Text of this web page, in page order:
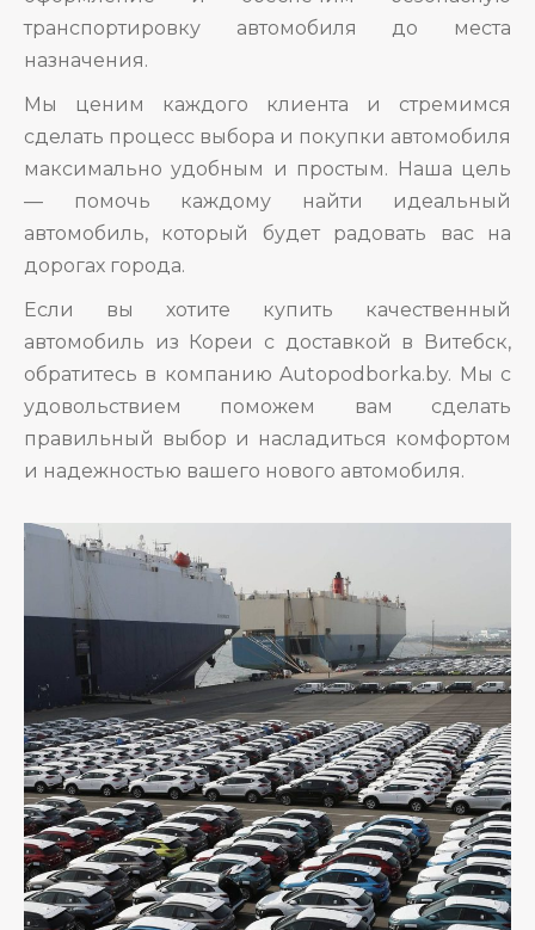
транспортировку автомобиля до места
назначения.
Мы ценим каждого клиента и стремимся
сделать процесс выбора и покупки автомобиля
максимально удобным и простым. Наша цель
— помочь каждому найти идеальный
автомобиль, который будет радовать вас на
дорогах города.
Если вы хотите купить качественный
автомобиль из Кореи с доставкой в Витебск,
обратитесь в компанию Autopodborka.by. Мы с
удовольствием поможем вам сделать
правильный выбор и насладиться комфортом
и надежностью вашего нового автомобиля.